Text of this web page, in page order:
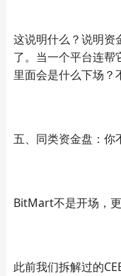
这说明什么？说明资
了。当一个平台连帮
里面会是什么下场？
五、同类资金盘：你
BitMart不是开场，更
此前我们拆解过的